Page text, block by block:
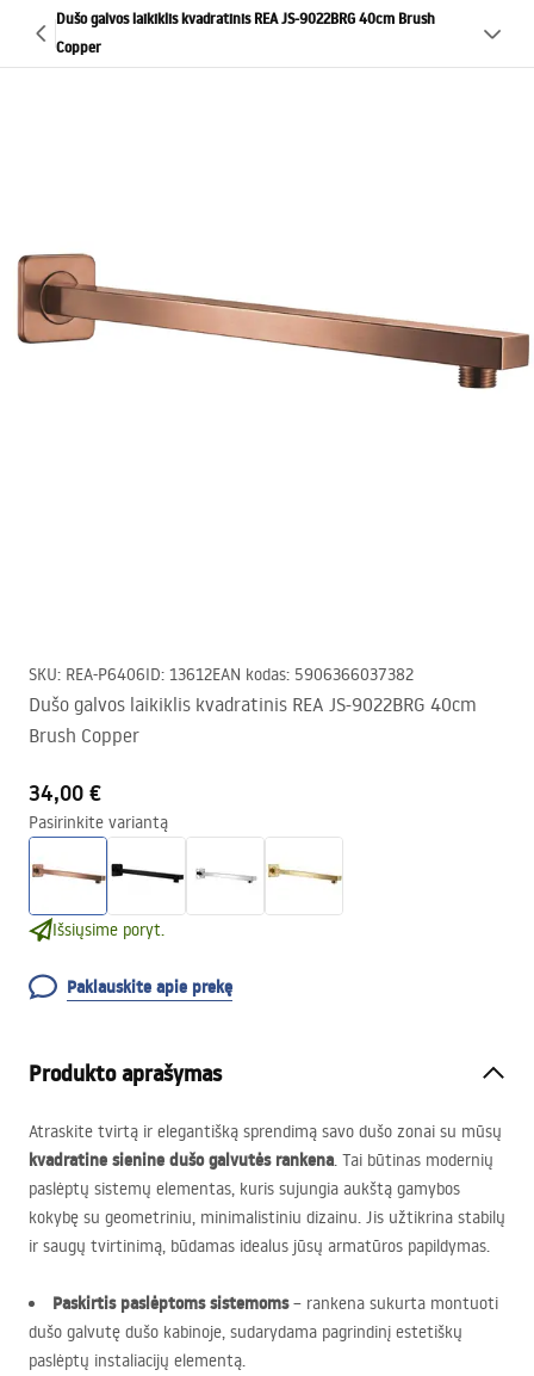
Dušo galvos laikiklis kvadratinis REA JS-9022BRG 40cm Brush
Copper
SKU: REA-P6406ID: 13612EAN kodas: 5906366037382
Dušo galvos laikiklis kvadratinis REA JS-9022BRG 40cm
Brush Copper
34,00 €
Pasirinkite variantą
Išsiųsime poryt.
Paklauskite apie prekę
Produkto aprašymas
Atraskite tvirtą ir elegantišką sprendimą savo dušo zonai su mūsų
kvadratine sienine dušo galvutės rankena. Tai būtinas modernių
paslėptų sistemų elementas, kuris sujungia aukštą gamybos
kokybę su geometriniu, minimalistiniu dizainu. Jis užtikrina stabilų
ir saugų tvirtinimą, būdamas idealus jūsų armatūros papildymas.
Paskirtis paslėptoms sistemoms– rankena sukurta montuoti
dušo galvutę dušo kabinoje, sudarydama pagrindinį estetiškų
paslėptų instaliacijų elementą.